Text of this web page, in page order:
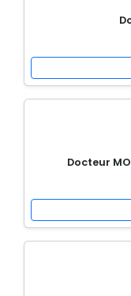
Docteur